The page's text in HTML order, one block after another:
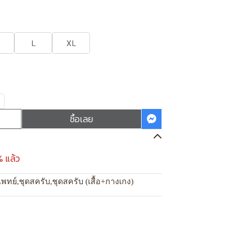
L XL
ซื้อเลย
แล้ว
ทย์,ชุดสครับ,ชุดสครับ (เสื้อ+กางเกง)